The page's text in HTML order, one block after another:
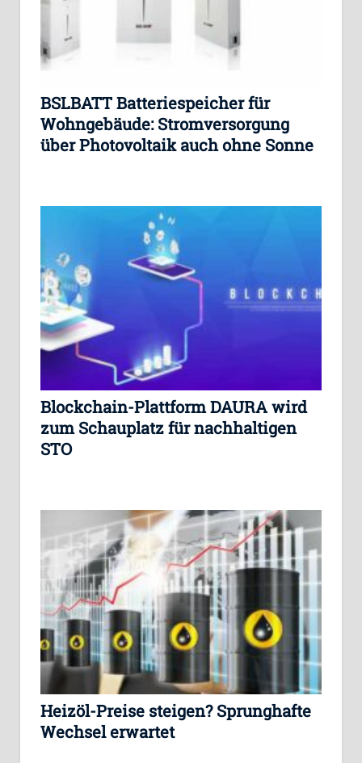
BSLBATT Batteriespeicher für
Wohngebäude: Stromversorgung
über Photovoltaik auch ohne Sonne
Blockchain-Plattform DAURA wird
zum Schauplatz für nachhaltigen
STO
Heizöl-Preise steigen? Sprunghafte
Wechsel erwartet